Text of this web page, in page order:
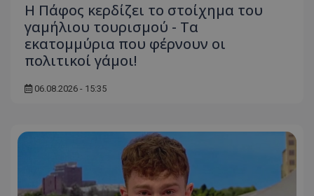
Η Πάφος κερδίζει το στοίχημα του
γαμήλιου τουρισμού - Τα
εκατομμύρια που φέρνουν οι
πολιτικοί γάμοι!
06.08.2026 - 15:35